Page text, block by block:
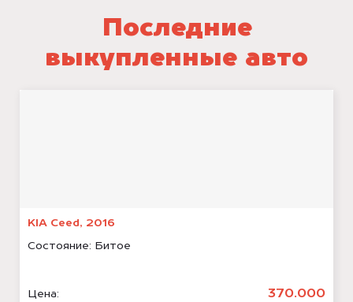
Последние
выкупленные авто
KIA Ceed, 2016
Состояние: Битое
Цена: 370.000